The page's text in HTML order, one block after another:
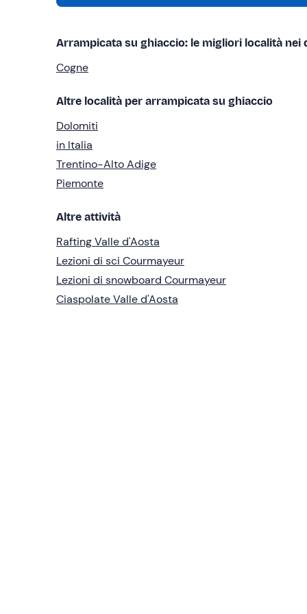
Arrampicata su ghiaccio: le migliori località nei
Cogne
Altre località per arrampicata su ghiaccio
Dolomiti
in Italia
Trentino-Alto Adige
Piemonte
Altre attività
Rafting Valle d'Aosta
Lezioni di sci Courmayeur
Lezioni di snowboard Courmayeur
Ciaspolate Valle d'Aosta